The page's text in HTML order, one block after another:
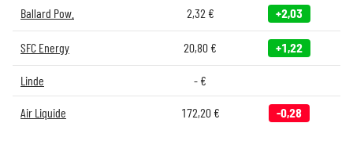
Ballard Pow. 2,32 € +2,03
SFC Energy 20,80 € +1,22
Linde - €
Air Liquide 172,20€ -0,28